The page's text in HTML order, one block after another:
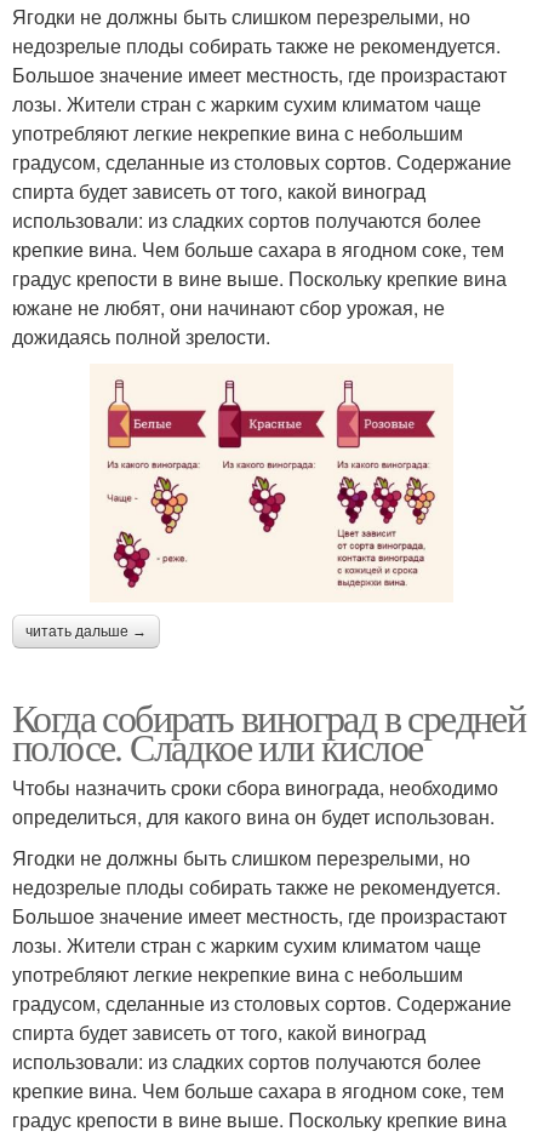
Ягодки не должны быть слишком перезрелыми, но
недозрелые плоды собирать также не рекомендуется.
Большое значение имеет местность, где произрастают
лозы. Жители стран с жарким сухим климатом чаще
употребляют легкие некрепкие вина с небольшим
градусом, сделанные из столовых сортов. Содержание
спирта будет зависеть от того, какой виноград
использовали: из сладких сортов получаются более
крепкие вина. Чем больше сахара в ягодном соке, тем
градус крепости в вине выше. Поскольку крепкие вина
южане не любят, они начинают сбор урожая, не
дожидаясь полной зрелости.
читать дальше →
Когда собирать виноград в средней
полосе. Сладкое или кислое
Чтобы назначить сроки сбора винограда, необходимо
определиться, для какого вина он будет использован.
Ягодки не должны быть слишком перезрелыми, но
недозрелые плоды собирать также не рекомендуется.
Большое значение имеет местность, где произрастают
лозы. Жители стран с жарким сухим климатом чаще
употребляют легкие некрепкие вина с небольшим
градусом, сделанные из столовых сортов. Содержание
спирта будет зависеть от того, какой виноград
использовали: из сладких сортов получаются более
крепкие вина. Чем больше сахара в ягодном соке, тем
градус крепости в вине выше. Поскольку крепкие вина